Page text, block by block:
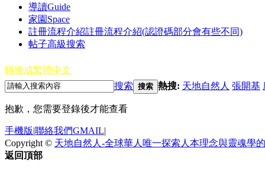
導讀Guide
家園 Space
註冊流程介紹註冊流程介紹(認證碼部分會有些不同)
帖子高級搜索
轉換成繁體中文
搜索 搜索 熱搜: 天地自然人 張開基
抱歉，您需要登錄後才能查看
手機版|聯絡我們GMAIL|
Copyright © 天地自然人-全球華人唯一探索人本理念與靈魂學
返回頂部